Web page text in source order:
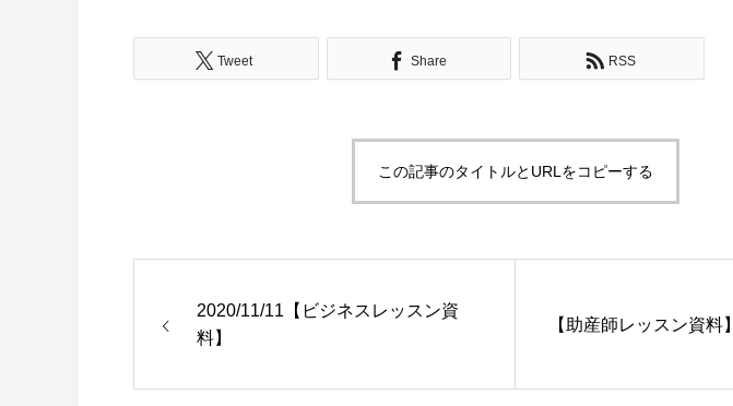
Tweet Share RSS
この記事のタイトルとURLをコピーする
2020/11/11【ビジネスレッスン資
料】
【助産師レッスン資料】